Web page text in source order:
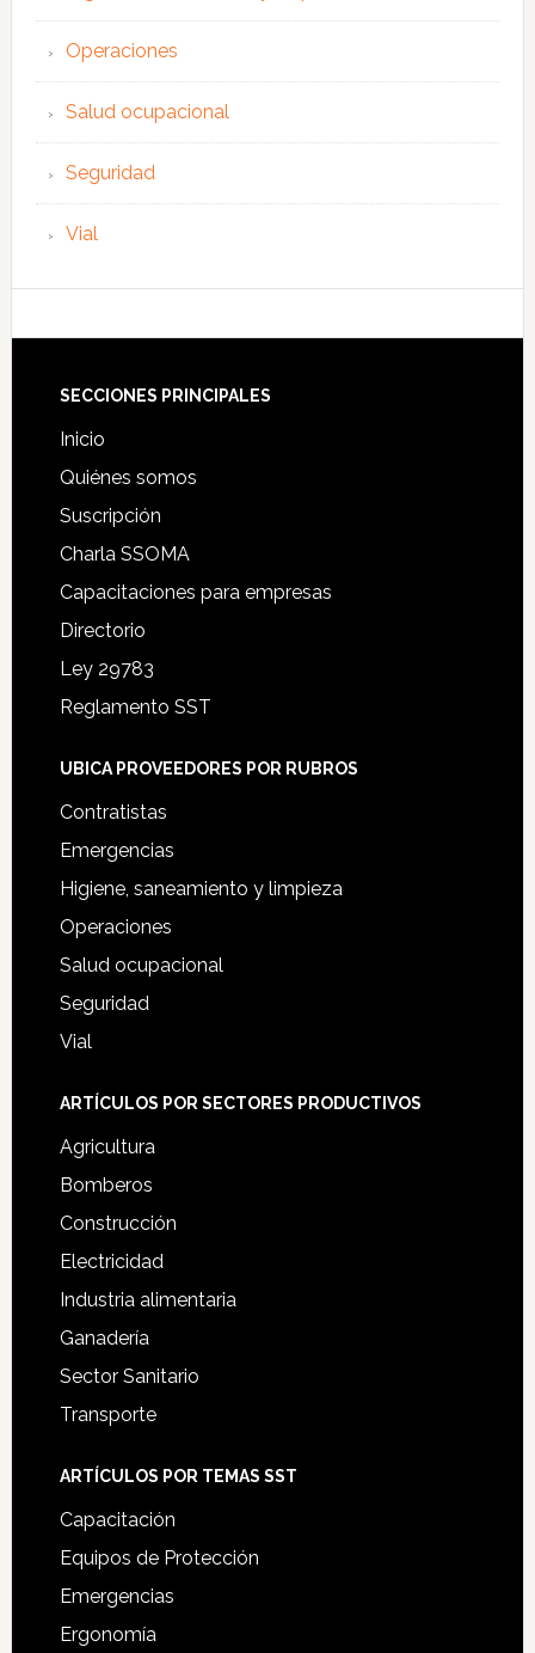
Operaciones
Salud ocupacional
Seguridad
Vial
Footer
SECCIONES PRINCIPALES
Inicio
Quiénes somos
Suscripción
Charla SSOMA
Capacitaciones para empresas
Directorio
Ley 29783
Reglamento SST
UBICA PROVEEDORES POR RUBROS
Contratistas
Emergencias
Higiene, saneamiento y limpieza
Operaciones
Salud ocupacional
Seguridad
Vial
ARTÍCULOS POR SECTORES PRODUCTIVOS
Agricultura
Bomberos
Construcción
Electricidad
Industria alimentaria
Ganadería
Sector Sanitario
Transporte
ARTÍCULOS POR TEMAS SST
Capacitación
Equipos de Protección
Emergencias
Ergonomía